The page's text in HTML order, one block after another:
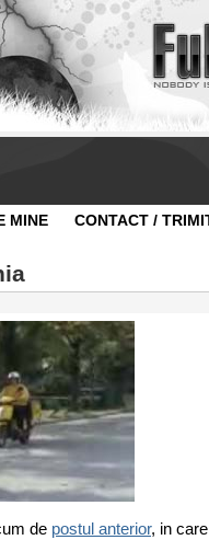
MINE CONTACT /
de postul anterior, in